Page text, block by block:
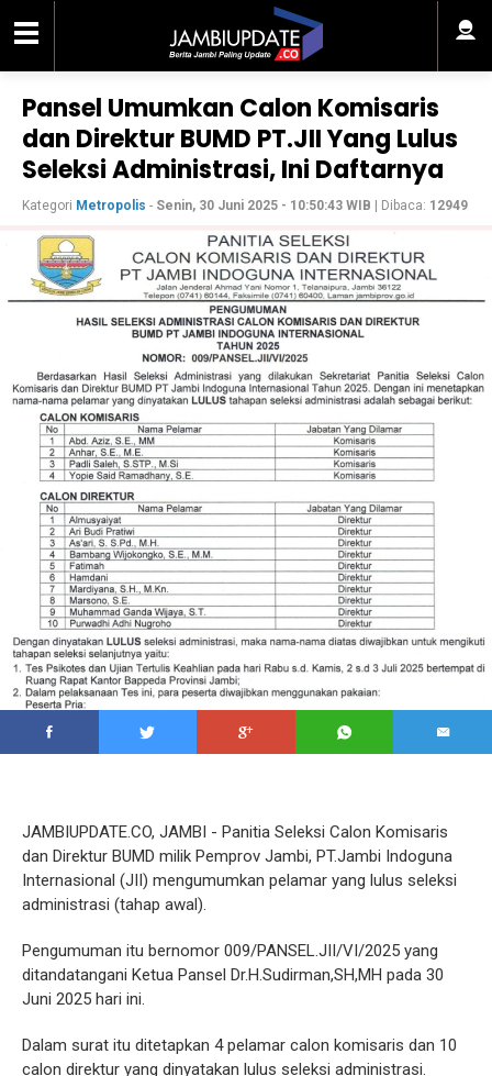
Pansel Umumkan Calon Komisaris
dan Direktur BUMD PT.JII Yang Lulus
Seleksi Administrasi, Ini Daftarnya
Kategori Metropolis - Senin, 30 Juni 2025 - 10:50:43 WIB | Dibaca: 12949
JAMBIUPDATE.CO, JAMBI - Panitia Seleksi Calon Komisaris
dan Direktur BUMD milik Pemprov Jambi, PT.Jambi Indoguna
Internasional (JII) mengumumkan pelamar yang lulus seleksi
administrasi (tahap awal).
Pengumuman itu bernomor 009/PANSEL.JII/VI/2025 yang
ditandatangani Ketua Pansel Dr.H.Sudirman,SH,MH pada 30
Juni 2025 hari ini.
Dalam surat itu ditetapkan 4 pelamar calon komisaris dan 10
calon direktur yang dinyatakan lulus seleksi administrasi.